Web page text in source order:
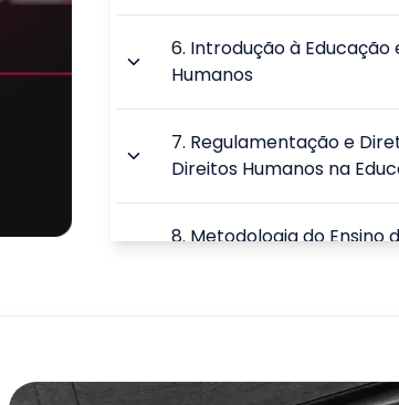
6. Introdução à Educação
Humanos
7. Regulamentação e
Direitos Humanos na
8.Metodologia do Ensino